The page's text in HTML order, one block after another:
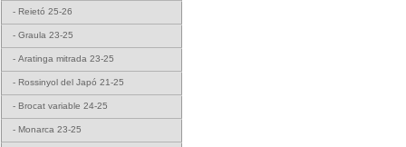
- Reietó 25-26
- Graula 23-25
- Aratinga mitrada 23-25
- Rossinyol del Japó 21-25
- Brocat variable 24-25
- Monarca 23-25